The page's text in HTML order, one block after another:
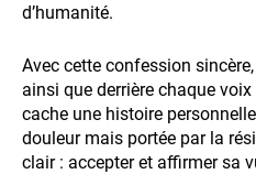
d’humanité.
Avec cette confession
ainsi que derrière chaque
cache une histoire
douleur mais portée par la
clair : accepter et affirmer sa